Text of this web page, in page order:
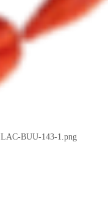
LAC-BUU-143-1.png